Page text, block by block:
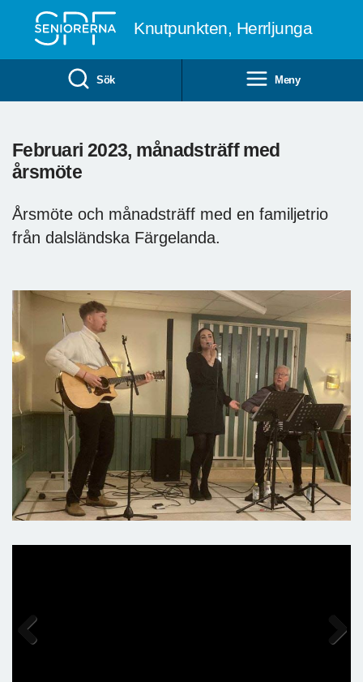
Knutpunkten, Herrljunga
Sök Meny
Februari 2023, månadsträff med
årsmöte
Årsmöte och månadsträff med en familjetrio
från dalsländska Färgelanda.